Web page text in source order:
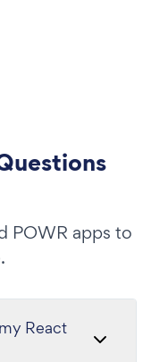
POWR apps to
React